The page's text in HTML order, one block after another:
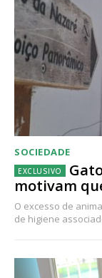
SOCIEDADE
motivam
O excesso de
de higiene